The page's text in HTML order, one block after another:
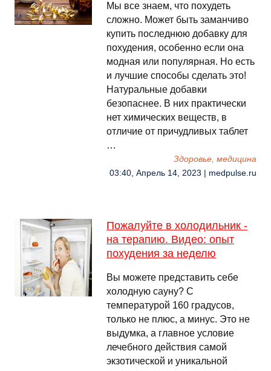
Мы все знаем, что похудеть
сложно. Может быть заманчиво
купить последнюю добавку для
похудения, особенно если она
модная или популярная. Но есть
и лучшие способы сделать это!
Натуральные добавки
безопаснее. В них практически
нет химических веществ, в
отличие от причудливых таблет
…
Здоровье, медицина
03:40, Апрель 14, 2023 | medpulse.ru
Пожалуйте в холодильник -
на терапию. Видео: опыт
похудения за неделю
Вы можете представить себе
холодную сауну? С
температурой 160 градусов,
только не плюс, а минус. Это не
выдумка, а главное условие
лечебного действия самой
экзотической и уникальной